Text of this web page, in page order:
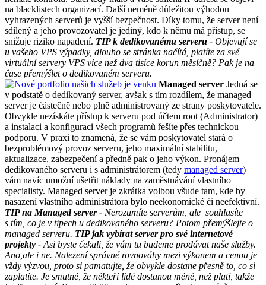
na blacklistech organizací. Další neméně důležitou výhodou
vyhrazených serverů je vyšší bezpečnost. Díky tomu, že server není
sdílený a jeho provozovatel je jediný, kdo k němu má přístup, se
snižuje riziko napadení. TIP k dedikovanému serveru - Objevují se
u vašeho VPS výpadky, dlouho se stránka načítá, platíte za své
virtuální servery VPS více než dva tisíce korun měsíčně? Pak je na
čase přemýšlet o dedikovaném serveru.
Managed server Jedná se
v podstatě o dedikovaný server, avšak s tím rozdílem, že managed
server je částečně nebo plně administrovaný ze strany poskytovatele.
Obvykle nezískáte přístup k serveru pod účtem root (Administrator)
a instalaci a konfiguraci všech programů řešíte přes technickou
podporu. V praxi to znamená, že se vám poskytovatel stará o
bezproblémový provoz serveru, jeho maximální stabilitu,
aktualizace, zabezpečení a předně pak o jeho výkon. Pronájem
dedikovaného serveru i s administrátorem (tedy managed server)
vám navíc umožní ušetřit náklady na zaměstnávání vlastního
specialisty. Managed server je zkrátka volbou všude tam, kde by
nasazení vlastního administrátora bylo neekonomické či neefektivní.
TIP na Managed server - Nerozumíte serverům, ale souhlasíte
s tím, co je v tipech u dedikovaného serveru? Potom přemýšlejte o
managed serveru. TIP jak vybírat server pro své internetové
projekty - Asi byste čekali, že vám tu budeme prodávat naše služby.
Ano,ale i ne. Nalezení správné rovnováhy mezi výkonem a cenou je
vždy výzvou, proto si pamatujte, že obvykle dostane přesně to, co si
zaplatíte. Je smutné, že někteří lidé dostanou méně, než platí, takže